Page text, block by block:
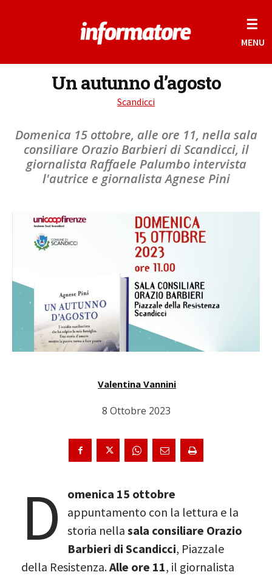
☰
MENU
Un autunno d’agosto
Scandicci
Domenica 15 ottobre, alle ore 11, nella sala
consiliare Orazio Barbieri di Scandicci, il
giornalista Raffaele Palumbo intervista
l'autrice e giornalista Agnese Pini
Valentina Vannini
8 Ottobre 2023
D
omenica 15 ottobre
appuntamento con la lettura e la
storia nella sala consiliare Orazio
Barbieri di Scandicci, Piazzale
della Resistenza.Alle ore 11, il giornalista